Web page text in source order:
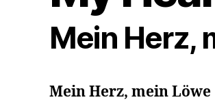
Mein Herz,
Mein Herz, mein Löwe